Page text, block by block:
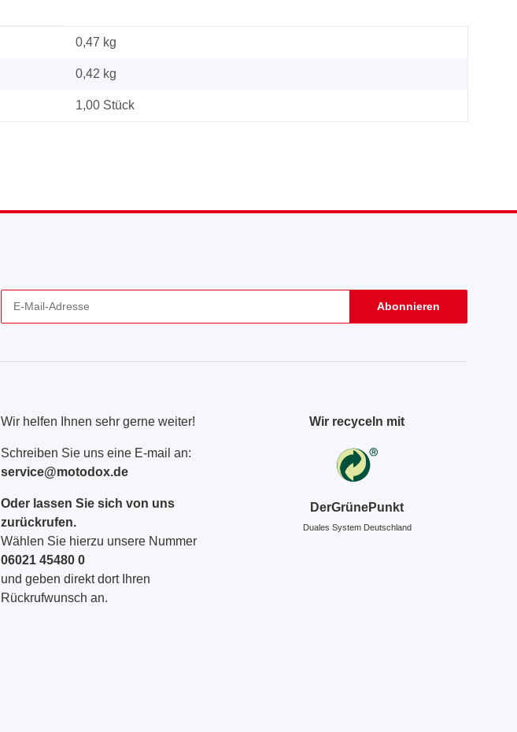
0,47 kg
0,42 kg
1,00 Stück
Abonnieren
Wir helfen Ihnen sehr gerne weiter!
Schreiben Sie uns eine E-mail an:
service@motodox.de
Oder lassen Sie sich von uns
zurückrufen.
Wählen Sie hierzu unsere Nummer
06021 45480 0
und geben direkt dort Ihren
Rückrufwunsch an.
Wir recyceln mit
DerGrünePunkt
Duales System Deutschland